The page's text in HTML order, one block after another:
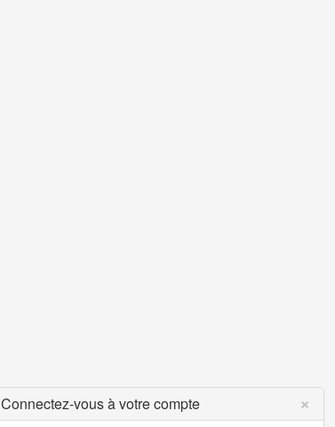
Connectez-vous à votre compte ×